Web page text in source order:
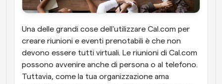
Una delle grandi cose dell'utilizzare Cal.com per
creare riunioni e eventi prenotabili è che non
devono essere tutti virtuali. Le riunioni di Cal.com
possono avvenire anche di persona o al telefono.
Tuttavia, come la tua organizzazione ama